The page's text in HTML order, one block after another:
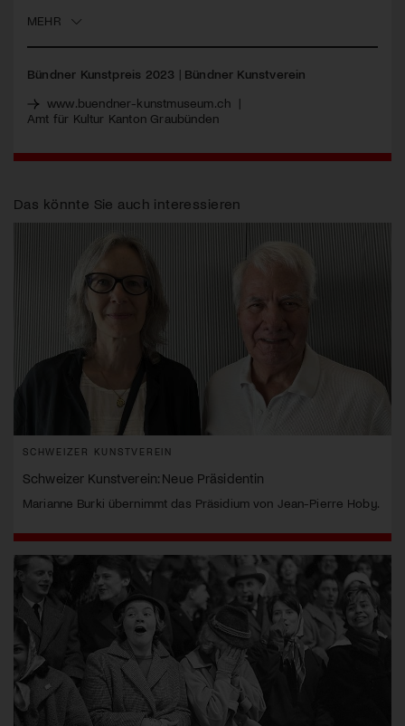
MEHR
Bündner Kunstpreis 2023 | Bündner Kunstverein
www.buendner-kunstmuseum.ch |
Amt für Kultur Kanton Graubünden
Das könnte Sie auch interessieren
SCHWEIZER KUNSTVEREIN
Schweizer Kunstverein: Neue Präsidentin
Marianne Burki übernimmt das Präsidium von Jean-Pierre Hoby.